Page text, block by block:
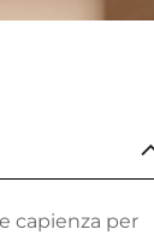
capienza per